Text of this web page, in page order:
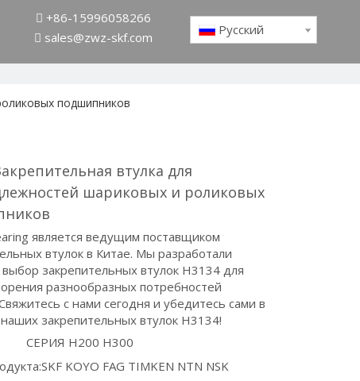
 +86-15996058266
 sales@zwz-skf.com Pусский
подшипников
втулка для
шариковых и роликовых
является ведущим поставщиком
втулок в Китае. Мы разработали
закрепительных втулок H3134 для
разнообразных потребностей
с нами сегодня и убедитесь сами в
наших закрепительных втулок H3134!
СЕРИЯ H200 H300
SKF KOYO FAG TIMKEN NTN NSK